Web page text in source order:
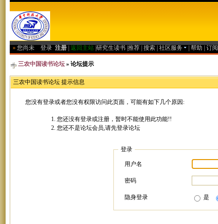
» 您尚未 登录 注册 返回主站 研究生读书 推荐 搜索 社区服务 帮助 订
三农中国读书论坛 » 论坛提示
三农中国读书论坛 提示信息
您没有登录或者您没有权限访问此页面，可能有如下几个原因:
您还没有登录或注册，暂时不能使用此功能!!
您还不是论坛会员,请先登录论坛
登录
用户名
密码
隐身登录 是